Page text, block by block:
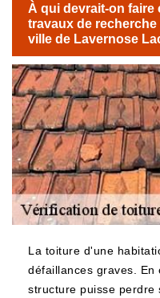
À qui devrait-on faire
travaux de
ville de Lavernose
La toiture d'une
défaillances graves.
structure puisse perdre